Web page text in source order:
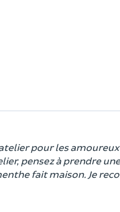
pour les
pensez à prendre
fait maison. Je